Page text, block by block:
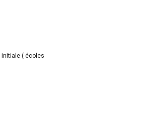
initiale ( écoles